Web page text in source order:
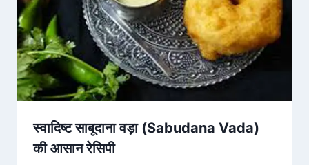
स्वादिष्ट साबूदाना वड़ा (Sabudana Vada)
की आसान रेसिपी